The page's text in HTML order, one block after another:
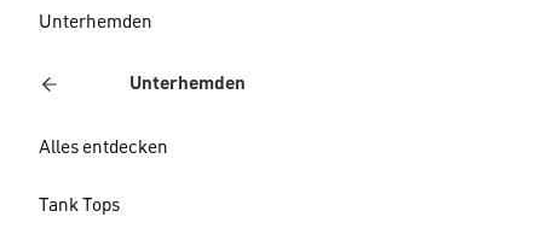
Unterhemden
Unterhemden
Alles entdecken
Tank Tops